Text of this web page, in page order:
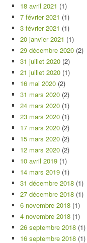
18 avril 2021 (1)
7 février 2021 (1)
3 février 2021 (1)
20 janvier 2021 (1)
29 décembre 2020 (2)
31 juillet 2020 (2)
21 juillet 2020 (1)
16 mai 2020 (2)
31 mars 2020 (2)
24 mars 2020 (1)
23 mars 2020 (1)
17 mars 2020 (2)
15 mars 2020 (2)
12 mars 2020 (2)
10 avril 2019 (1)
14 mars 2019 (1)
31 décembre 2018 (1)
27 décembre 2018 (1)
6 novembre 2018 (1)
4 novembre 2018 (1)
26 septembre 2018 (1)
16 septembre 2018 (1)